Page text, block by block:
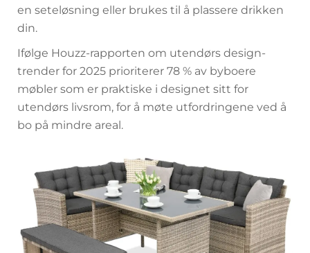
en seteløsning eller brukes til å plassere drikken
din.
Ifølge Houzz-rapporten om utendørs design-
trender for 2025 prioriterer 78 % av byboere
møbler som er praktiske i designet sitt for
utendørs livsrom, for å møte utfordringene ved å
bo på mindre areal.